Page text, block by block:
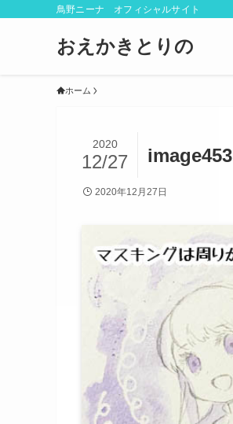
鳥野ニーナ オフィシャルサイト
おえかきとりの
ホーム
image453
2020
12/27
2020年12月27日